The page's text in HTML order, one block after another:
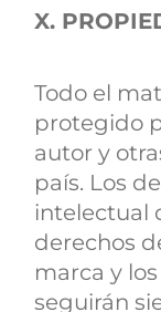
X.
Todo el
protegido
autor y
país. Los
intelectual
derechos
marca y
seguirán